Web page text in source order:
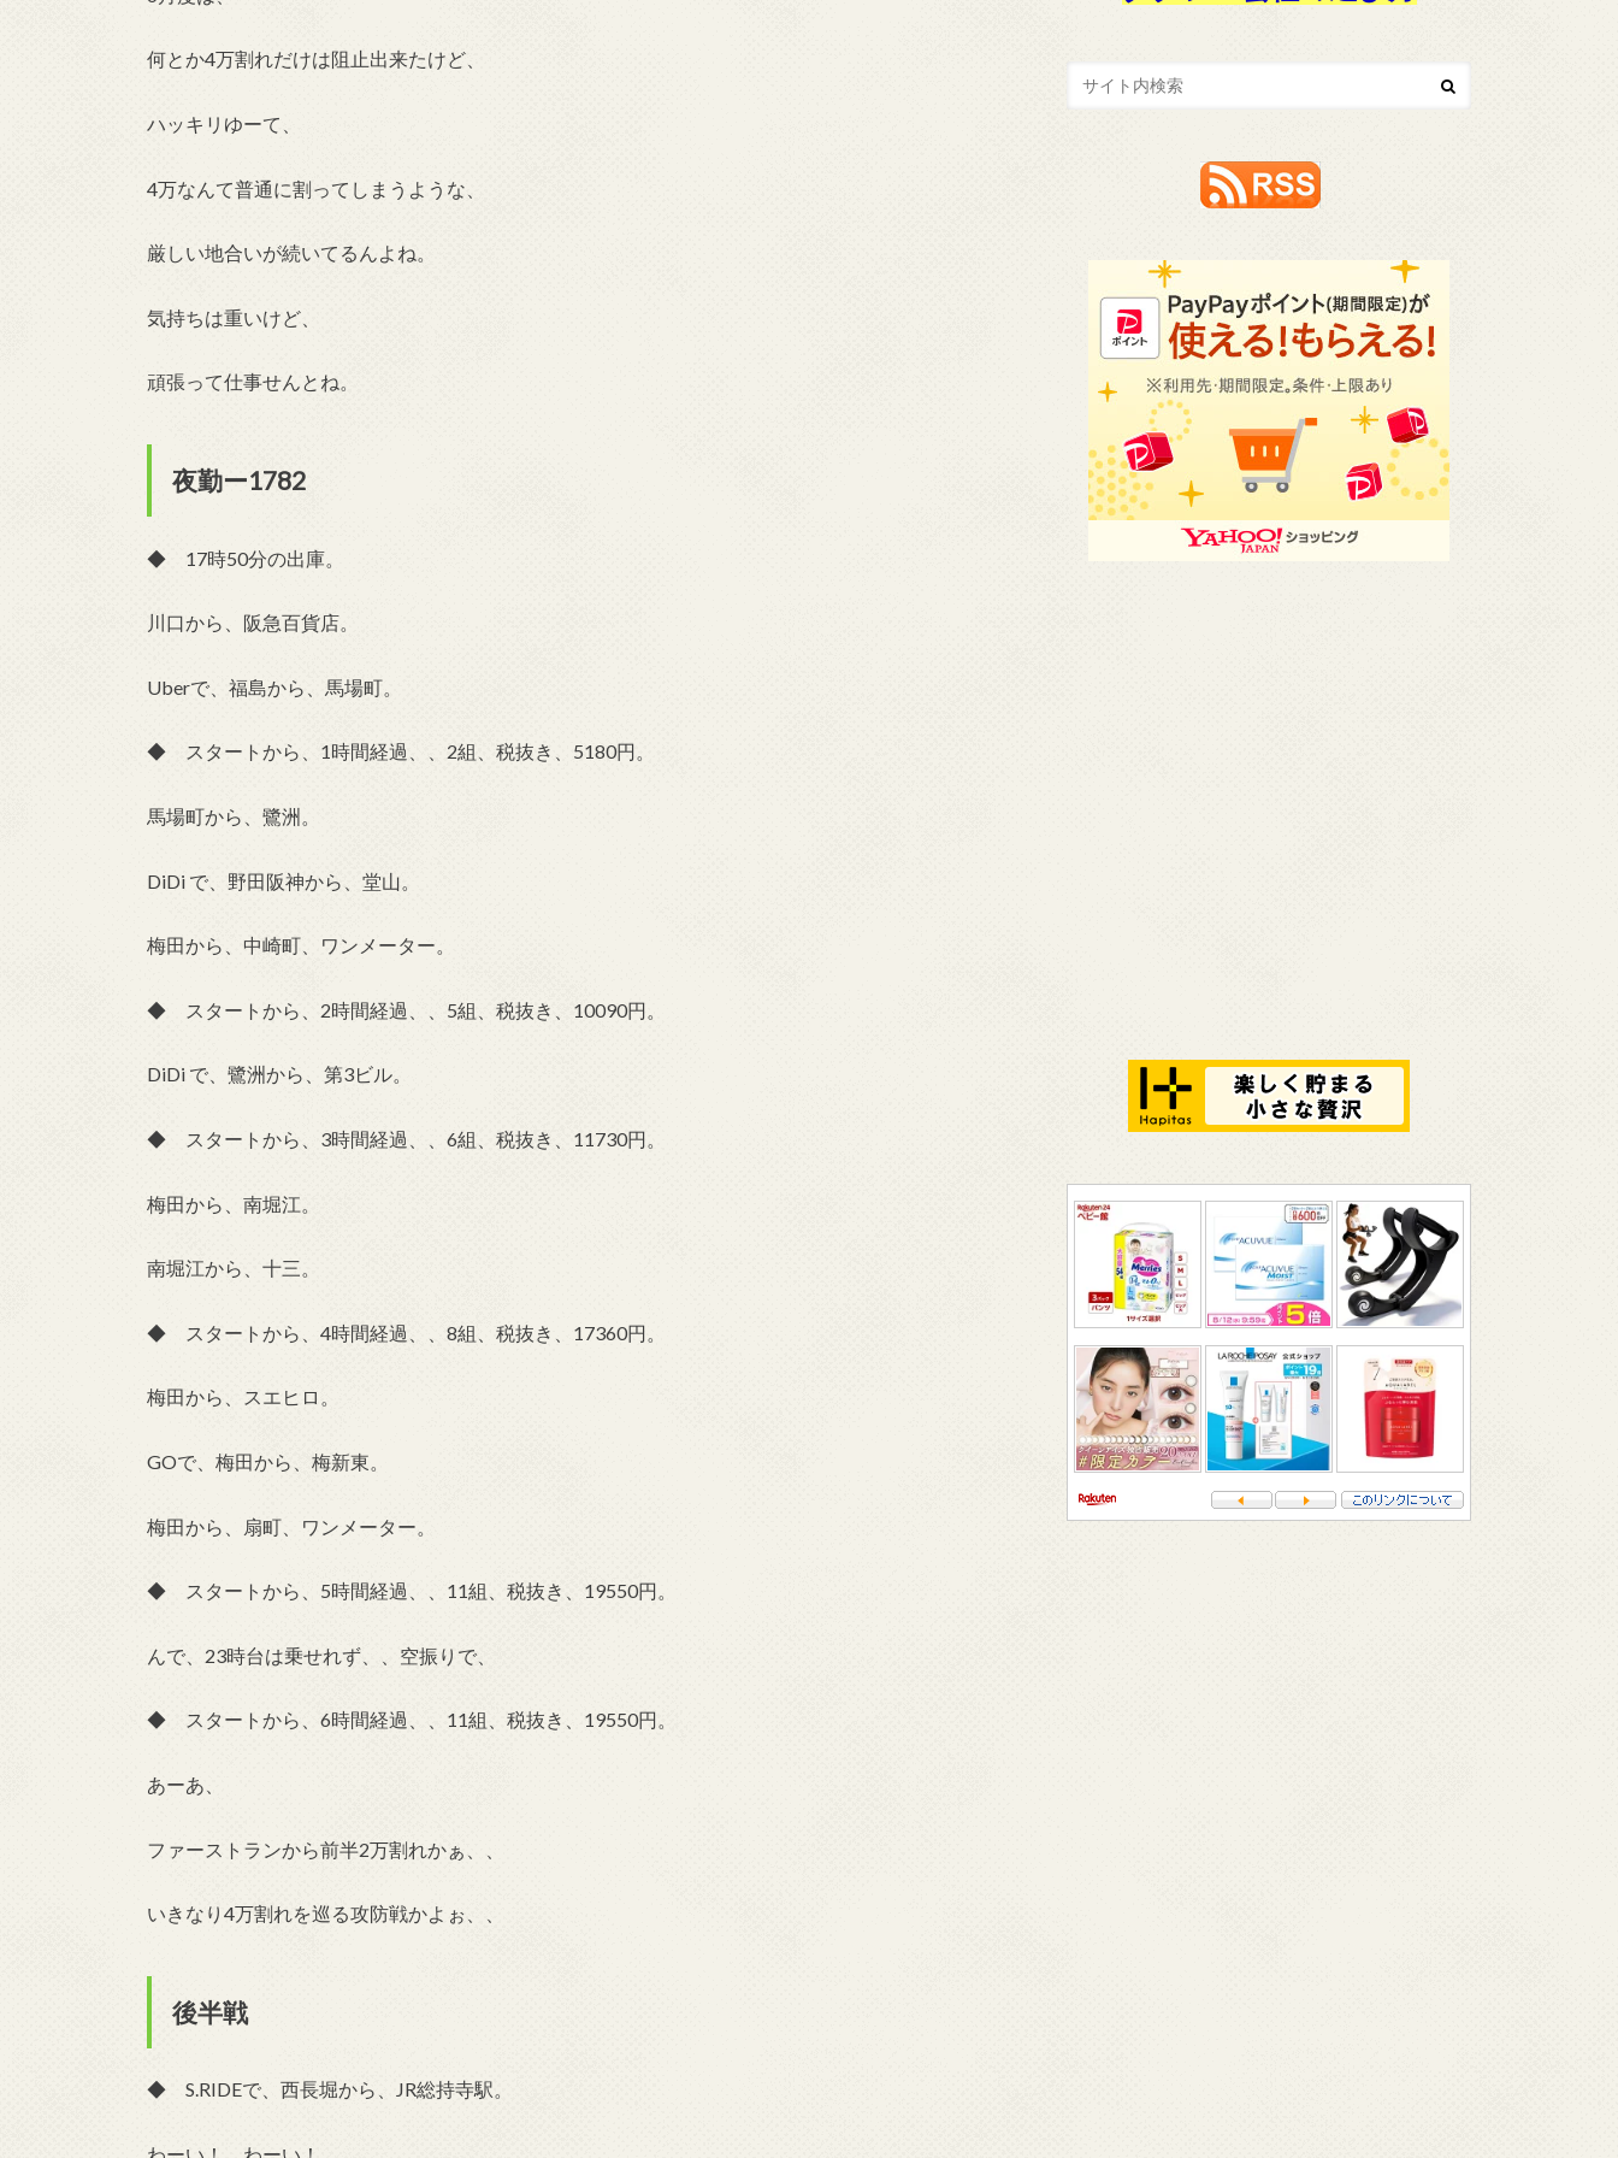
何とか4万割れだけは阻止出来たけど、
ハッキリゆーて、
4万なんて普通に割ってしまうような、
厳しい地合いが続いてるんよね。
気持ちは重いけど、
頑張って仕事せんとね。
夜勤ー1782
◆ 17時50分の出庫。
川口から、阪急百貨店。
Uberで、福島から、馬場町。
◆ スタートから、1時間経過、、2組、税抜き、5180円。
馬場町から、鷺洲。
DiDi で、野田阪神から、堂山。
梅田から、中崎町、ワンメーター。
◆ スタートから、2時間経過、、5組、税抜き、10090円。
DiDi で、鷺洲から、第3ビル。
◆ スタートから、3時間経過、、6組、税抜き、11730円。
梅田から、南堀江。
南堀江から、十三。
◆ スタートから、4時間経過、、8組、税抜き、17360円。
梅田から、スエヒロ。
GOで、梅田から、梅新東。
梅田から、扇町、ワンメーター。
◆ スタートから、5時間経過、、11組、税抜き、19550円。
んで、23時台は乗せれず、、空振りで、
◆ スタートから、6時間経過、、11組、税抜き、19550円。
あーあ、
ファーストランから前半2万割れかぁ、、
いきなり4万割れを巡る攻防戦かよぉ、、
後半戦
◆ S.RIDEで、西長堀から、JR総持寺駅。